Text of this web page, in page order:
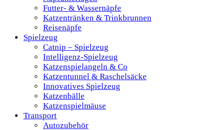
Futter- & Wassernäpfe
Katzentränken & Trinkbrunnen
Reisenäpfe
Spielzeug
Catnip – Spielzeug
Intelligenz-Spielzeug
Katzenspielangeln & Co
Katzentunnel & Raschelsäcke
Innovatives Spielzeug
Katzenbälle
Katzenspielmäuse
Transport
Autozubehör